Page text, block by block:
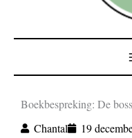
Boekbespreking: De
Chantal
19